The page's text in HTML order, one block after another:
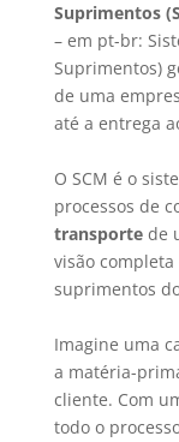
Suprimentos
– em pt-br:
Suprimentos)
de uma
até a entrega
O SCM é o
processos de
transportede
visão
suprimentos
Imagine uma
a matéria-
cliente. Com
todo o